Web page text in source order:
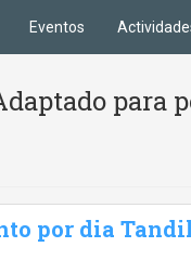
Eventos
para
por dia